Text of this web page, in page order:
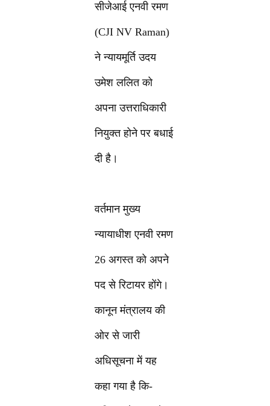
सीजेआई एनवी रमण
(CJI NV Raman)
ने न्यायमूर्ति उदय
उमेश ललित को
अपना उत्तराधिकारी
नियुक्त होने पर बधाई
दी है।
वर्तमान मुख्य
न्यायाधीश एनवी रमण
26 अगस्त को अपने
पद से रिटायर होंगे।
कानून मंत्रालय की
ओर से जारी
अधिसूचना में यह
कहा गया है कि-